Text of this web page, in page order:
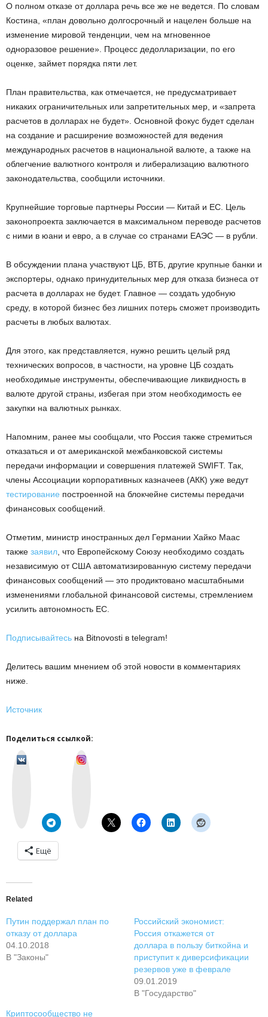
О полном отказе от доллара речь все же не ведется. По словам
Костина, «план довольно долгосрочный и нацелен больше на
изменение мировой тенденции, чем на мгновенное
одноразовое решение». Процесс дедолларизации, по его
оценке, займет порядка пяти лет.
План правительства, как отмечается, не предусматривает
никаких ограничительных или запретительных мер, и «запрета
расчетов в долларах не будет». Основной фокус будет сделан
на создание и расширение возможностей для ведения
международных расчетов в национальной валюте, а также на
облегчение валютного контроля и либерализацию валютного
законодательства, сообщили источники.
Крупнейшие торговые партнеры России — Китай и ЕС. Цель
законопроекта заключается в максимальном переводе расчетов
с ними в юани и евро, а в случае со странами ЕАЭС — в рубли.
В обсуждении плана участвуют ЦБ, ВТБ, другие крупные банки и
экспортеры, однако принудительных мер для отказа бизнеса от
расчета в долларах не будет. Главное — создать удобную
среду, в которой бизнес без лишних потерь сможет производить
расчеты в любых валютах.
Для этого, как представляется, нужно решить целый ряд
технических вопросов, в частности, на уровне ЦБ создать
необходимые инструменты, обеспечивающие ликвидность в
валюте другой страны, избегая при этом необходимость ее
закупки на валютных рынках.
Напомним, ранее мы сообщали, что Россия также стремиться
отказаться и от американской межбанковской системы
передачи информации и совершения платежей SWIFT. Так,
члены Ассоциации корпоративных казначеев (АКК) уже ведут
тестирование построенной на блокчейне системы передачи
финансовых сообщений.
Отметим, министр иностранных дел Германии Хайко Маас
также заявил , что Европейскому Союзу необходимо создать
независимую от США автоматизированную систему передачи
финансовых сообщений — это продиктовано масштабными
изменениями глобальной финансовой системы, стремлением
усилить автономность ЕС.
Подписывайтесь на Bitnovosti в telegram!
Делитесь вашим мнением об этой новости в комментариях
ниже.
Источник
Поделиться ссылкой:
Ещё
Related
Путин поддержал план по
отказу от доллара
04.10.2018
В "Законы"
Российский экономист:
Россия откажется от
доллара в пользу биткойна и
приступит к диверсификации
резервов уже в феврале
09.01.2019
В "Государство"
Криптосообщество не